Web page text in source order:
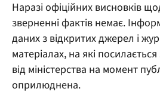
Наразі офіційних висновків
зверненні фактів немає.
даних з відкритих джерел і
матеріалах, на які
від міністерства на момент
оприлюднена.